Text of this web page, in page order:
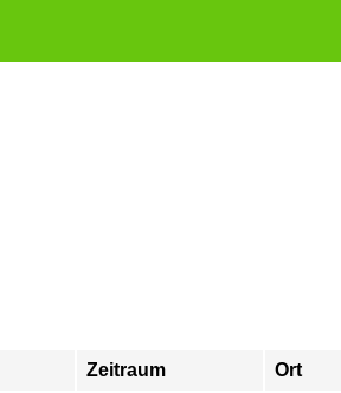
Zeitraum Ort